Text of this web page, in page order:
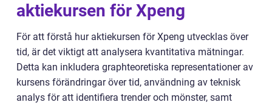
aktiekursen för Xpeng
För att förstå hur aktiekursen för Xpeng utvecklas över
tid, är det viktigt att analysera kvantitativa mätningar.
Detta kan inkludera graphteoretiska representationer av
kursens förändringar över tid, användning av teknisk
analys för att identifiera trender och mönster, samt